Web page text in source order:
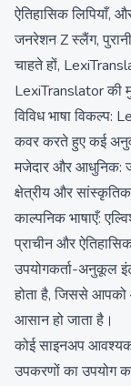
ऐतिहासिक लिपियाँ,
जनरेशन Z स्लैंग,
चाहते हों,
LexiTranslator की
विविध भाषा
कवर करते हुए कई
मजेदार और आधुनिक:
क्षेत्रीय और
काल्पनिक भाषाएँ:
प्राचीन और
उपयोगकर्ता-अनुकूल
होता है, जिससे
आसान हो जाता है।
कोई साइनअप आवश्यक
उपकरणों का उपयोग